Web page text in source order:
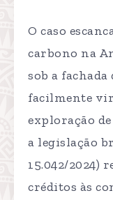
O caso
carbono na
sob a fachada
facilmente
exploração
a legislação
15.042/2024)
créditos às